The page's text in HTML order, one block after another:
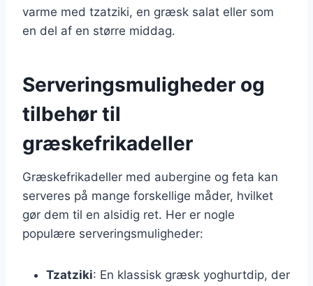
varme med tzatziki, en græsk salat eller som
en del af en større middag.
Serveringsmuligheder og
tilbehør til
græskefrikadeller
Græskefrikadeller med aubergine og feta kan
serveres på mange forskellige måder, hvilket
gør dem til en alsidig ret. Her er nogle
populære serveringsmuligheder:
Tzatziki: En klassisk græsk yoghurtdip, der